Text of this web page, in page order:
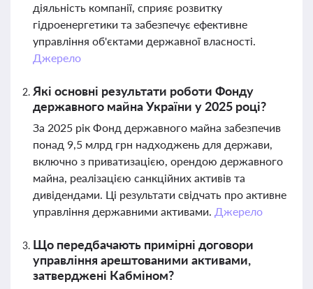
діяльність компанії, сприяє розвитку
гідроенергетики та забезпечує ефективне
управління об'єктами державної власності.
Джерело
Які основні результати роботи Фонду
державного майна України у 2025 році?
За 2025 рік Фонд державного майна забезпечив
понад 9,5 млрд грн надходжень для держави,
включно з приватизацією, орендою державного
майна, реалізацією санкційних активів та
дивідендами. Ці результати свідчать про активне
управління державними активами. Джерело
Що передбачають примірні договори
управління арештованими активами,
затверджені Кабміном?